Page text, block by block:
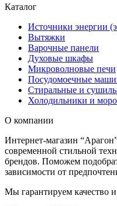
Каталог
Источники энергии
Вытяжки
Варочные панели
Духовые шкафы
Микроволновые печи
Посудомоечные
Стиральные и
Холодильники и
О компании
Интернет-магазин
современной стильной
брендов. Поможем
зависимости от
Мы гарантируем качество